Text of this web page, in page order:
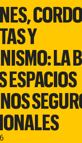
Y
LA
ESPACIOS